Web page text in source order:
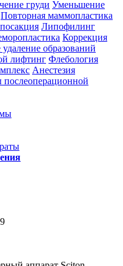
груди Уменьшение
Повторная маммопластика
Липофилинг
Коррекция
образований
лифтинг Флебология
Анестезия